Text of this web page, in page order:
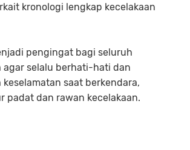
kronologi lengkap kecelakaan
pengingat bagi seluruh
agar selalu berhati-hati dan
saat berkendara,
padat dan rawan kecelakaan.